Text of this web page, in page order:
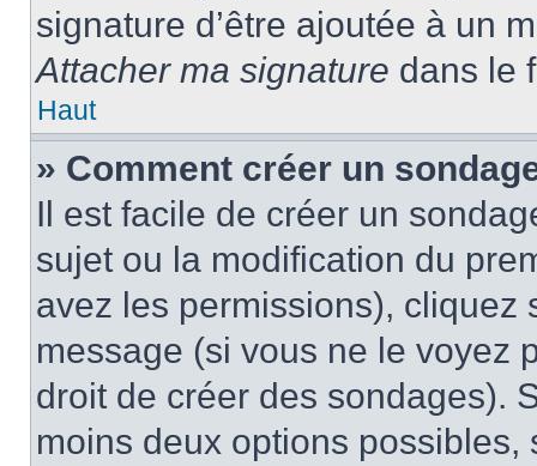
signature d’être ajoutée à un
Attacher ma signature dans le
Haut
» Comment créer un
Il est facile de créer un
sujet ou la modification du
avez les permissions), cliquez
message (si vous ne le voyez
droit de créer des sondages).
moins deux options